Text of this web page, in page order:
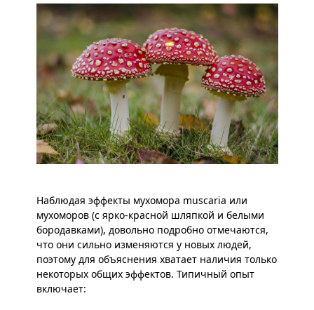
Наблюдая эффекты мухомора muscaria или
мухоморов (с ярко-красной шляпкой и белыми
бородавками), довольно подробно отмечаются,
что они сильно изменяются у новых людей,
поэтому для объяснения хватает наличия только
некоторых общих эффектов. Типичный опыт
включает: